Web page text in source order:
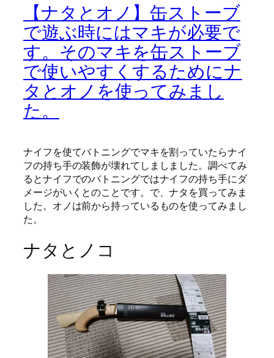
【ナタとオノ】缶ストーブ
で遊ぶ時にはマキが必要で
す。そのマキを缶ストーブ
で使いやすくするためにナ
タとオノを使ってみまし
た。
ナイフを使てバトニングでマキを割っていたらナイ
フの持ち手の装飾が壊れてしましました。調べてみ
るとナイフでのバトニングではナイフの持ち手にダ
メージがいくとのことです。で、ナタを買ってみま
した。オノは前から持っているものを使ってみまし
た。
ナタとノコ